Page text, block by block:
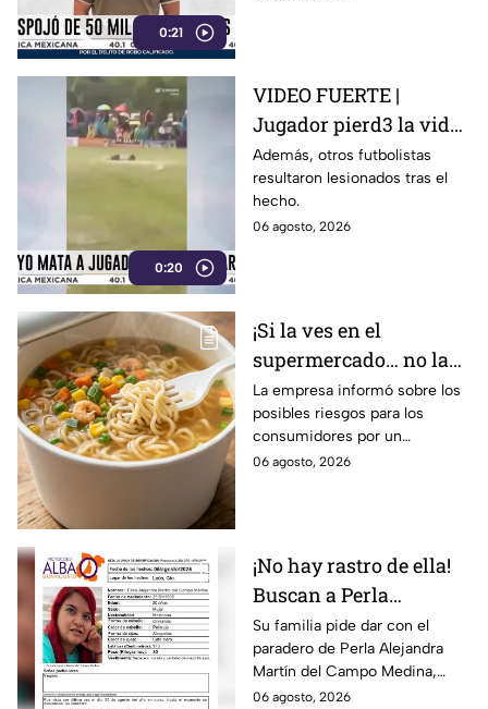
0:21
0:20
VIDEO FUERTE |
Jugador pierd3 la vid4
tras ser alcanzado por
un rayo en pleno
partido
Además, otros futbolistas
resultaron lesionados tras el
hecho.
06 agosto, 2026
¡Si la ves en el
supermercado… no la
compres! Retiran
reconocida sopa
instantánea por riesgo
en uno de sus
La empresa informó sobre los
posibles riesgos para los
consumidores por un
ingrediente extra en el
06 agosto, 2026
¡No hay rastro de ella!
Buscan a Perla
Alejandra Martín del
Campo Medina,
desaparecida en
Su familia pide dar con el
paradero de Perla Alejandra
Martín del Campo Medina,
quien fue vista por última vez
06 agosto, 2026